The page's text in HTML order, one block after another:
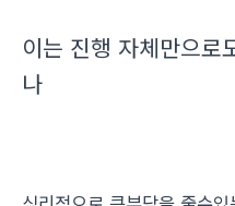
이는 진행 자체만으로
나